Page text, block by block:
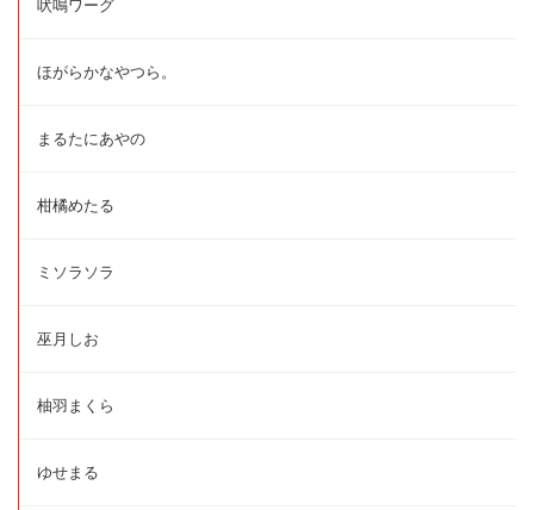
吠鳴ワーグ
ほがらかなやつら。
まるたにあやの
柑橘めたる
ミソラソラ
巫月しお
柚羽まくら
ゆせまる